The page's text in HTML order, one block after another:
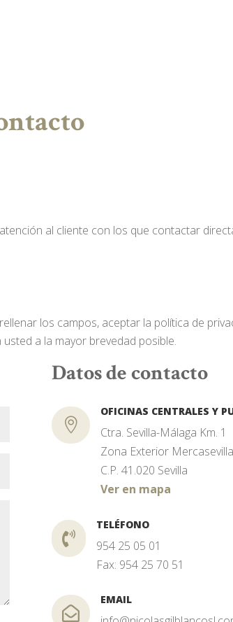
al cliente con los que contactar
los campos, aceptar la política de
a la mayor brevedad posible.
Datos de contacto

OFICINAS CENTRALES Y
Ctra. Sevilla-Málaga Km. 1
Zona Exterior Mercasevilla
C.P. 41.020 Sevilla
Ver en mapa

TELÉFONO
954 25 05 01
Fax: 954 25 70 51

EMAIL